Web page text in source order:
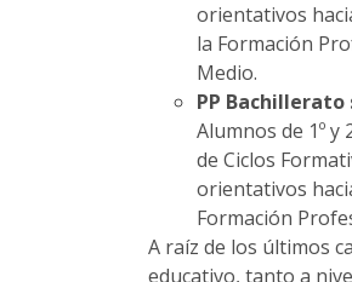
orientativos
la Formación
Medio.
PP Bachillerato
Alumnos de 1º y
de Ciclos
orientativos
Formación
A raíz de los últimos
educativo, tanto a